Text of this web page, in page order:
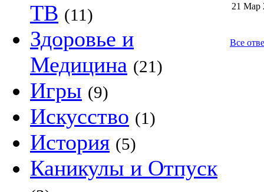
ТВ (11)
Здоровье и
Медицина (21)
Игры (9)
Искусство (1)
История (5)
Каникулы и Отпуск
21 Мар
Все